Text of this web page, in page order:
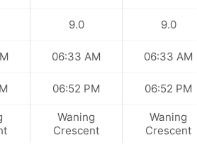
9.0
06:33 AM
06:52 PM
Waning
Crescent
9.0
06:33 AM
06:52 PM
Waning
Crescent